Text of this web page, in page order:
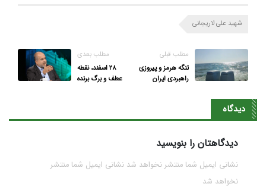
شهید علی لاریجانی
مطلب قبلی
تنگه هرمز و پیروزی
راهبردی ایران
مطلب بعدی
۲۸ اسفند، نقطه
عطف و برگ برنده
دیدگاه
دیدگاهتان را بنویسید
نشانی ایمیل شما منتشر نخواهد شد نشانی ایمیل شما منتشر
نخواهد شد